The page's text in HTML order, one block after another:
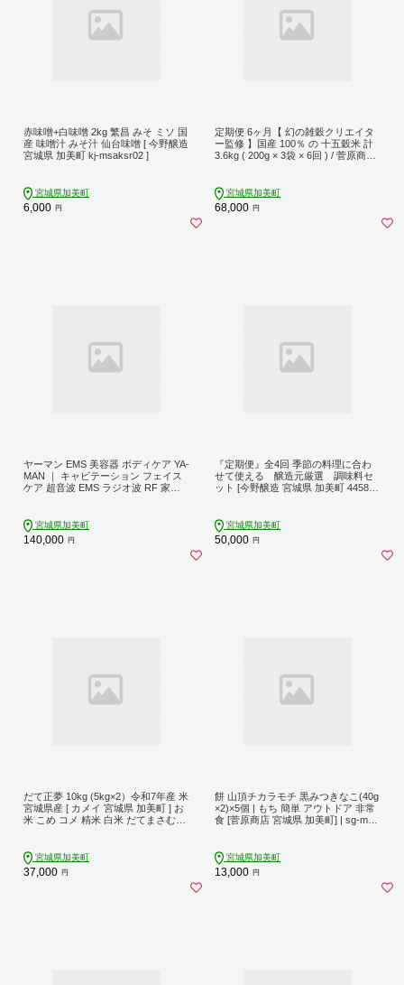
赤味噌+白味噌 2kg 繁昌 みそ ミソ 国
産 味噌汁 みそ汁 仙台味噌 [ 今野醸造
宮城県 加美町 kj-msaksr02 ]
宮城県加美町
6,000 円
定期便 6ヶ月【 幻の雑穀クリエイタ
ー監修 】国産 100％ の 十五穀米 計
3.6kg ( 200g × 3袋 × 6回 ) / 菅原商店
宮城県加美町
68,000 円
ヤーマン EMS 美容器 ボディケア YA-
MAN ｜ キャビテーション フェイス
ケア 超音波 EMS ラジオ波 RF 家庭
B 宮城県 加美町 sl00003
宮城県加美町
140,000 円
『定期便』全4回 季節の料理に合わ
せて使える 醸造元厳選 調味料セ
ット [今野醸造 宮城県 加美町 445810
宮城県加美町
50,000 円
だて正夢 10kg (5kg×2）令和7年産 米
宮城県産 [ カメイ 宮城県 加美町 ] お
米 こめ コメ 精米 白米 だてまさむね
宮城県加美町
37,000 円
餅 山頂チカラモチ 黒みつきなこ(40g
×2)×5個 | もち 簡単 アウトドア 非常
食 [菅原商店 宮城県 加美町] | sg-mc-
宮城県加美町
13,000 円